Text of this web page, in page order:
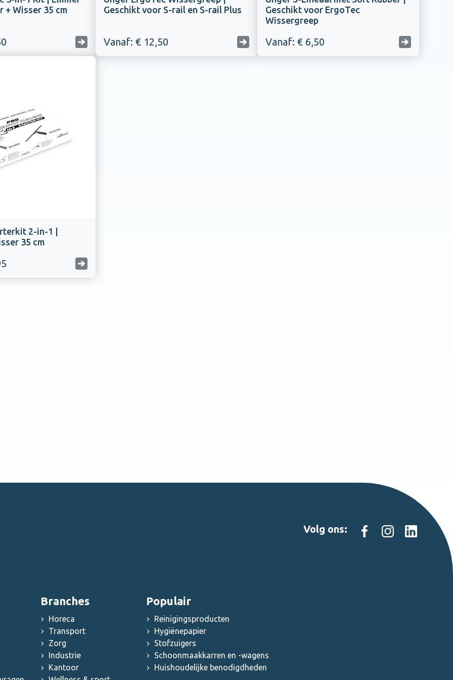
+ Wisser 35 cm
Geschikt voor S-rail en S-rail Plus
Vanaf: € 12,50
Geschikt voor ErgoTec
Wissergreep
Vanaf: € 6,50
2-in-1 |
35 cm
Volg ons:
Branches
Horeca
Transport
Zorg
Industrie
Kantoor
Populair
Reinigingsproducten
Hygiënepapier
Stofzuigers
Schoonmaakkarren en -wagens
Huishoudelijke benodigdheden